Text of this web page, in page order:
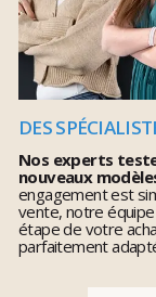
DES
Nos experts
nouveaux
engagement est
vente, notre
étape de votre
parfaitement